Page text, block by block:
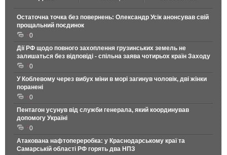
Остаточна точка без повернень: Олександр Усік анонсував свій
прощальний поєдинок
0
Дії РФ щодо повного захоплення грузинських земель не
залишаться без відповіді - спільна заява чотирьох країн Заходу
0
У Коблевому через вибух міни в морі загинув чоловік, дві жінки
поранені
0
Пентагон усунув від служби генерала, який координував
допомогу Україні
0
Атакована нафтопереробка: у Краснодарському краї та
Самарській області РФ горять два НПЗ